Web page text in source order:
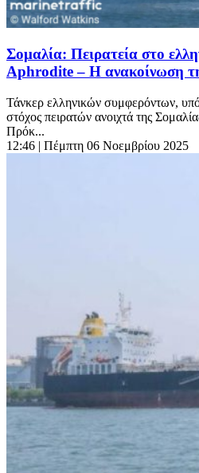
Σομαλία: Πειρατεία στο
Aphrodite – Η ανακοίνωση
Τάνκερ ελληνικών συμφερόντων,
στόχος πειρατών ανοιχτά της
Πρόκ...
12:46 | Πέμπτη 06 Νοεμβρίου 2025